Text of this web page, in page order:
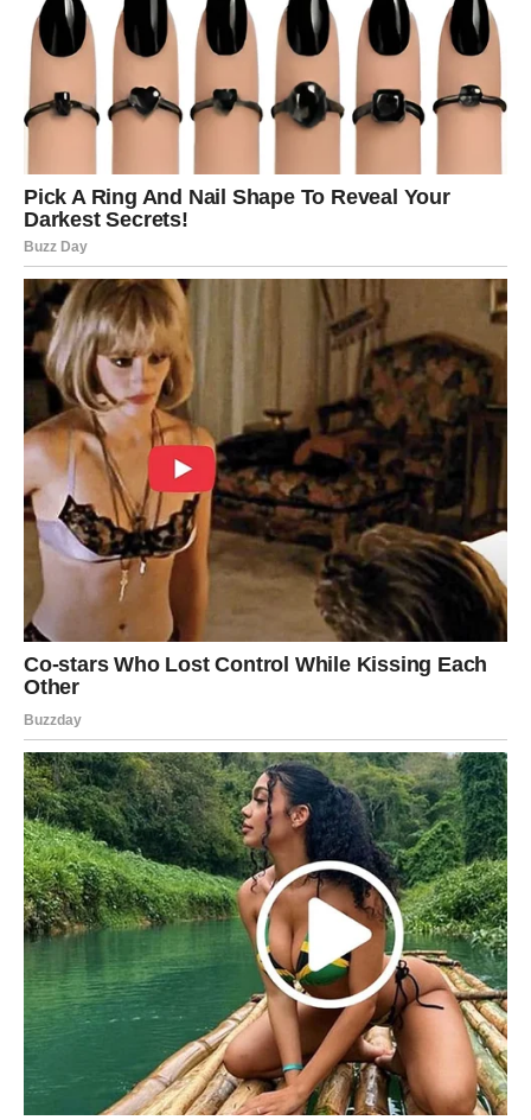
emocije kao oružje.
Prava ljubav ne traži da se odrekneš sebe kako bi
zadržala nekoga pored sebe.
manjom nego što jesi, ako se pored njega osjećaš
iscrpljeno, nesigurno i nevoljeno, ako si zaboravila kada
si se posljednji put iskreno nasmijala bez straha da će ti
neko pokvariti taj trenutak, možda je vrijeme da sebi
postaviš jedno važno pitanje:
Da li je to zaista ljubav ili samo navika da trpiš ono što
nikada nisi smjela trpjeti?
Jer postoje odlasci koji nisu poraz.
Postoje rastanci koji nisu kraj.
Postoje vrata koja moraš zatvoriti kako bi konačno mogla
otvoriti ona iza kojih te čeka mir.
Jednog dana ćeš pogledati unazad i shvatiti da nisi
izgubila čovjeka koji te volio.
Izgubila si osobu koja nije znala da cijeni ono što je imala.
A pronašla si sebe.
Pronašla si svoju snagu.
Pronašla si svoj mir.
I upravo tada ćeš shvatiti da je najveći čin ljubavi koji
žena može učiniti za sebe ponekad upravo odlazak od
osobe koja je stalno pokušavala da je uvjeri da ne vrijedi